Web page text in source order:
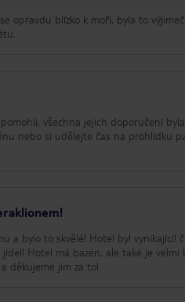
opravdu blízko k moři, byla to
všechna jejich doporučení byla
nebo si udělejte čas na prohlídku
a bylo to skvělé! Hotel byl vynikající!
Hotel má bazén, ale také je velmi
děkujeme jim za to!